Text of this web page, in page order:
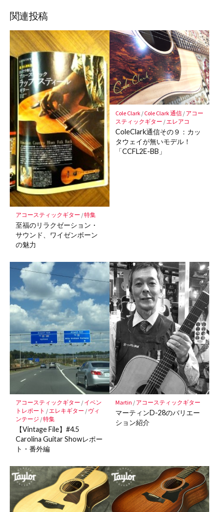
ア
マ
ー
ク
に
保
存
関連投稿
アコースティックギター /特集
至福のリラクゼーション・
サウンド、ワイゼンボーン
の魅力
Cole Clark/ Cole Clark 通信/ アコー
スティックギター / エレアコ
ColeClark通信その９：カッ
タウェイが無いモデル！
「CCFL2E-BB」
アコースティックギター / イベン
トレポート /エレキギター / ヴィ
ンテージ /特集
【Vintage File】#4.5
Carolina Guitar Showレポー
ト・番外編
Martin / アコースティックギター
マーティンD-28のバリエー
ション紹介